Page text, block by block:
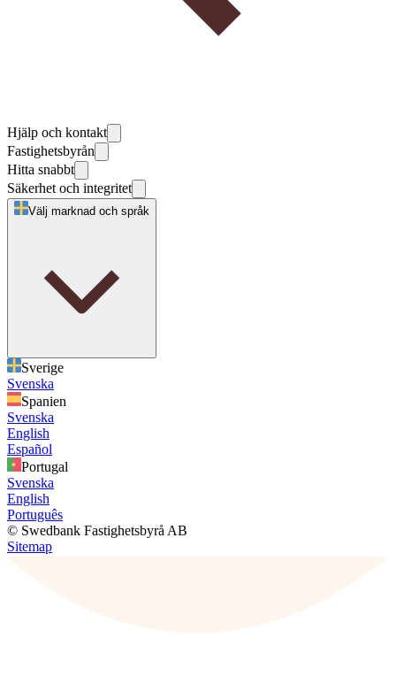
Hjälp och kontakt
Fastighetsbyrån
Hitta snabbt
Säkerhet och integritet
Välj marknad och språk
Sverige
Svenska
Spanien
Svenska
English
Español
Portugal
Svenska
English
Português
© Swedbank Fastighetsbyrå AB
Sitemap